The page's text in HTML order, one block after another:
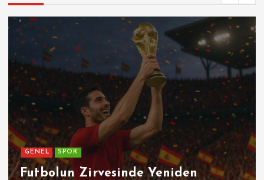
GENEL SPOR
Futbolun Zirvesinde Yeniden